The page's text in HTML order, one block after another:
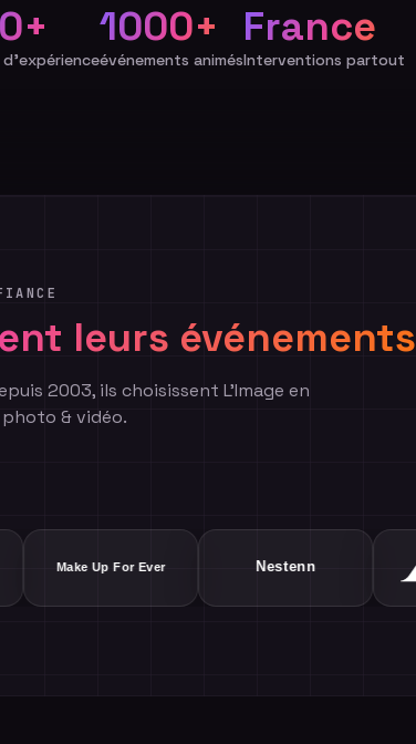
d'expérience
1000+
événements animés
France
Interventions partout
leurs événements
2003, ils choisissent L'Image en
& vidéo.